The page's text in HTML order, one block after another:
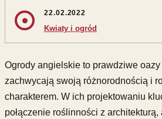
22.02.2022
Kwiaty i ogród
Ogrody angielskie to prawdziwe
zachwycają swoją różnorodnością i
charakterem. W ich projektowaniu
połączenie roślinności z architekturą,